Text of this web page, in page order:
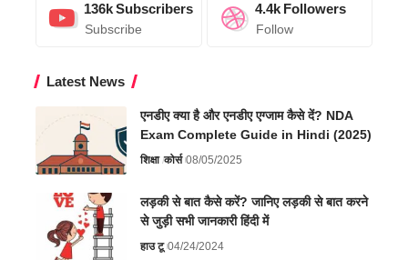
136kSubscribers
Subscribe
4.4k Followers
Follow
Latest News
एनडीए क्या है और एनडीए एग्जाम कैसे दें? NDA
Exam Complete Guide in Hindi (2025)
शिक्षा कोर्स 08/05/2025
लड़की से बात कैसे करें? जानिए लड़की से बात करने
से जुड़ी सभी जानकारी हिंदी में
हाउ टू 04/24/2024